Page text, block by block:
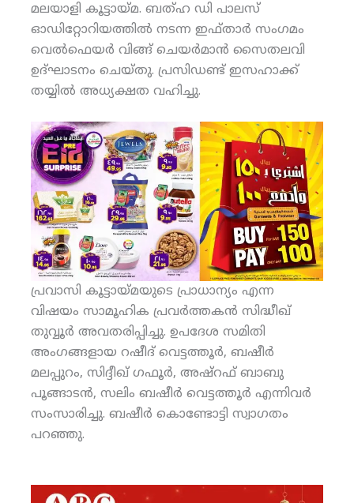
മലയാളി കൂട്ടായ്മ. ബത്ഹ ഡി പാലസ്
ഓഡിറ്റോറിയത്തില്‍ നടന്ന ഇഫ്താര്‍ സംഗമം
വെല്‍ഫെയര്‍ വിങ്ങ് ചെയര്‍മാന്‍ സൈതലവി
ഉദ്ഘാടനം ചെയ്തു. പ്രസിഡണ്ട് ഇസഹാക്ക്
തയ്യില്‍ അധ്യക്ഷത വഹിച്ചു.
പ്രവാസി കൂട്ടായ്മയുടെ പ്രാധാന്യം എന്ന
വിഷയം സാമൂഹിക പ്രവര്‍ത്തകന്‍ സിദ്ധീഖ്
തുവ്വൂര്‍ അവതരിപ്പിച്ചു. ഉപദേശ സമിതി
അംഗങ്ങളായ റഷീദ് വെട്ടത്തൂര്‍, ബഷീര്‍
മലപ്പുറം, സിദ്ദീഖ് ഗഫൂര്‍, അഷ്‌റഫ് ബാബു
പൂങ്ങാടന്‍, സലിം ബഷീര്‍ വെട്ടത്തൂര്‍ എന്നിവര്‍
സംസാരിച്ചു. ബഷീര്‍ കൊണ്ടോട്ടി സ്വാഗതം
പറഞ്ഞു.